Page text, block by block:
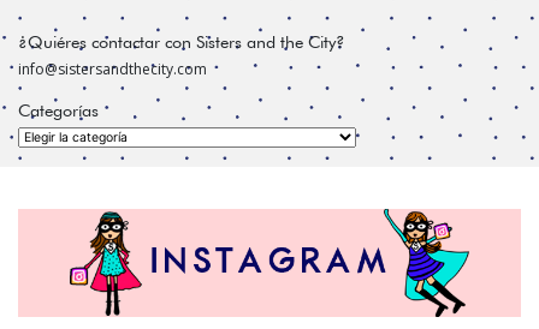
¿Quiéres contactar con Sisters and the City?
info@sistersandthecity.com
Categorías
Categorías